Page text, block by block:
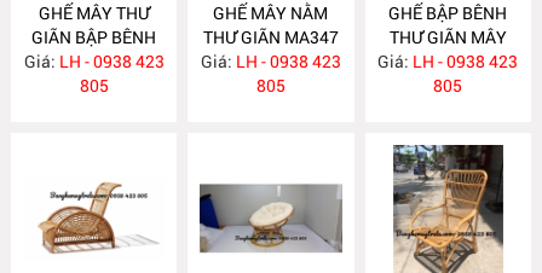
GHẾ MÂY THƯ
GIÃN BẬP BÊNH
MA348
Giá: LH - 0938 423
805
GHẾ MÂY NẰM
THƯ GIÃN MA347
Giá: LH - 0938 423
805
GHẾ BẬP BÊNH
THƯ GIÃN MÂY
TRE MA339
Giá: LH - 0938 423
805